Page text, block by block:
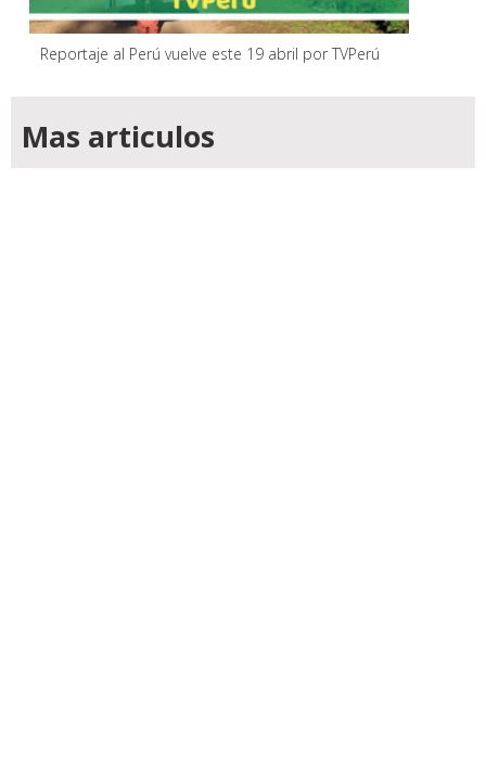
Reportaje al Perú vuelve este 19 abril por TVPerú
Mas articulos